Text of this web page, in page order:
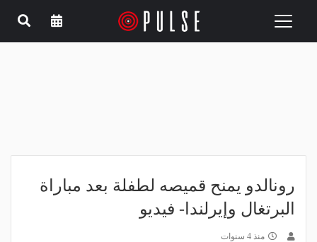
Toggle
رونالدو يمنح قميصه لطفلة بعد مباراة
البرتغال وإيرلندا- فيديو
منذ 4 سنوات